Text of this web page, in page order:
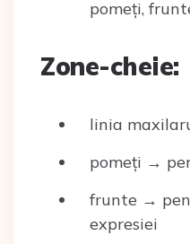
pomeți,
Zone-cheie:
linia
pomeți →
frunte →
expresiei